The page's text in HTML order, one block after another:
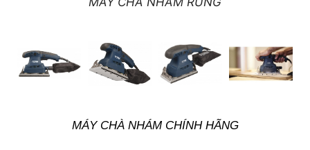
MÁY CHÀ NHÁM CHÍNH HÃNG